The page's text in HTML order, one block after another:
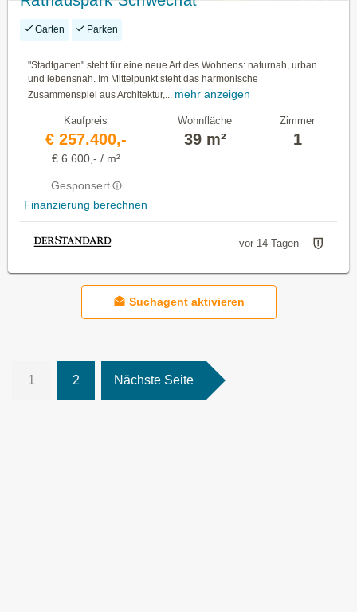
Garten Parken
"Stadtgarten" steht für eine neue Art des Wohnens: naturnah, urban
und lebensnah. Im Mittelpunkt steht das harmonische
Zusammenspiel aus Architektur,...
mehr anzeigen
Kaufpreis
€ 257.400,-
€ 6.600,- / m²
Gesponsert
Finanzierung berechnen
Wohnfläche
39 m²
Zimmer
1
vor 14 Tagen
Suchagent aktivieren
1 2 Nächste Seite